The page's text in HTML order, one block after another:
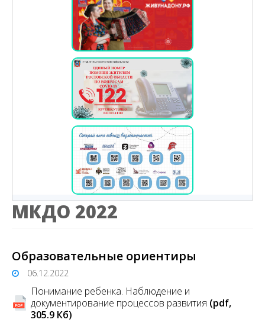
МКДО 2022
Образовательные ориентиры
06.12.2022
Понимание ребенка. Наблюдение и
документирование процессов развития (pdf,
305.9 Кб)